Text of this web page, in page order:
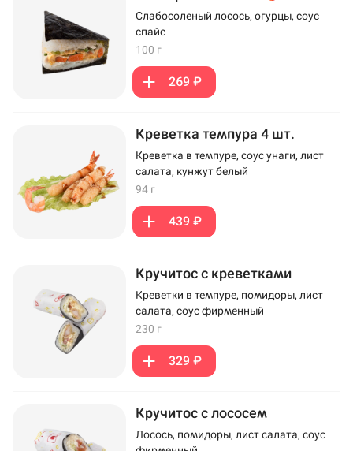
Слабосоленый лосось, огурцы, соус
спайс
100 г
269 ₽
Креветка темпура 4 шт.
Креветка в темпуре, соус унаги, лист
салата, кунжут белый
94 г
439 ₽
Кручитос с креветками
Креветки в темпуре, помидоры, лист
салата, соус фирменный
230 г
329 ₽
Кручитос с лососем
Лосось, помидоры, лист салата, соус